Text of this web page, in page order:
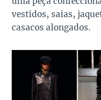
vestidos, saias,
casacos alongados.